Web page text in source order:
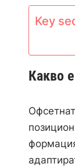
Key
Какво